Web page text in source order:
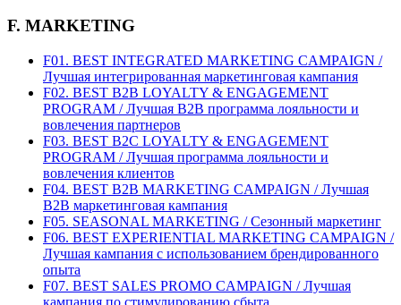
F. MARKETING
F01. BEST INTEGRATED MARKETING CAMPAIGN /
Лучшая интегрированная маркетинговая кампания
F02. BEST B2B LOYALTY & ENGAGEMENT
PROGRAM / Лучшая B2B программа лояльности и
вовлечения партнеров
F03. BEST B2C LOYALTY & ENGAGEMENT
PROGRAM / Лучшая программа лояльности и
вовлечения клиентов
F04. BEST B2B MARKETING CAMPAIGN / Лучшая
B2B маркетинговая кампания
F05. SEASONAL MARKETING / Сезонный маркетинг
F06. BEST EXPERIENTIAL MARKETING CAMPAIGN /
Лучшая кампания с использованием брендированного
опыта
F07. BEST SALES PROMO CAMPAIGN / Лучшая
кампания по стимулированию сбыта